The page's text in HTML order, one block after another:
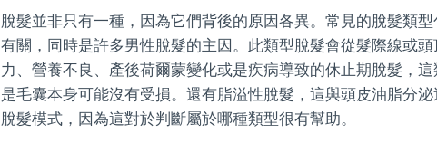
脫髮並非只有一種，因為它們背後的原因各異。常見的脫髮類
有關，同時是許多男性脫髮的主因。此類型脫髮會從髮際線或
力、營養不良、產後荷爾蒙變化或是疾病導致的休止期脫髮，
是毛囊本身可能沒有受損。還有脂溢性脫髮，這與頭皮油脂分
脫髮模式，因為這對於判斷屬於哪種類型很有幫助。